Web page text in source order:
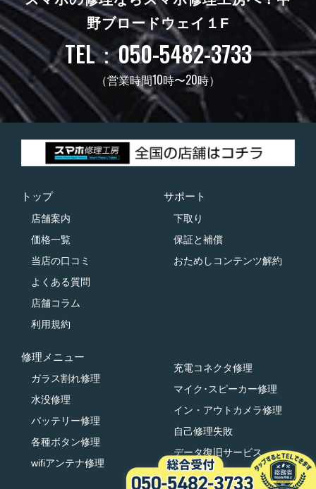
野ブロードウェイ１F
TEL：050-5482-3733
（営業時間10時〜20時）
トップ
店舗案内
価格一覧
当店の口コミ
よくある質問
店舗コラム
利用規約
サポート
下取り
保証と補償
おためしコンテンツ解約
修理メニュー
ガラス割れ修理
水没修理
バッテリー修理
各種ボタン修理
wifiアンテナ修理
充電コネクタ修理
マイク･スピーカー修理
イン・アウトカメラ修理
自己修理失敗
データ復旧サービス